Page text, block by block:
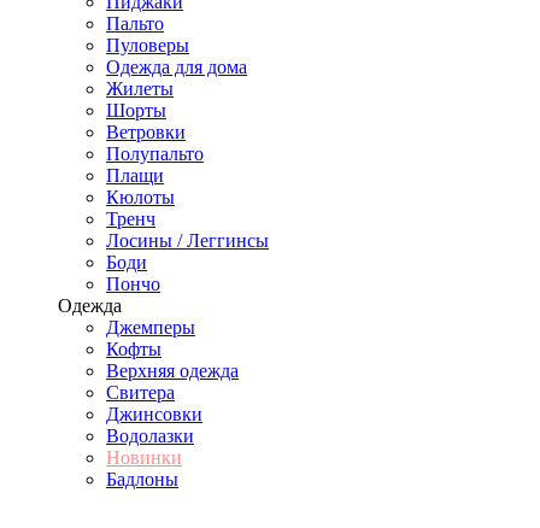
Пальто
Пуловеры
Одежда для дома
Жилеты
Шорты
Ветровки
Полупальто
Плащи
Кюлоты
Тренч
Лосины / Леггинсы
Боди
Пончо
Одежда
Джемперы
Кофты
Верхняя одежда
Свитера
Джинсовки
Водолазки
Новинки
Бадлоны